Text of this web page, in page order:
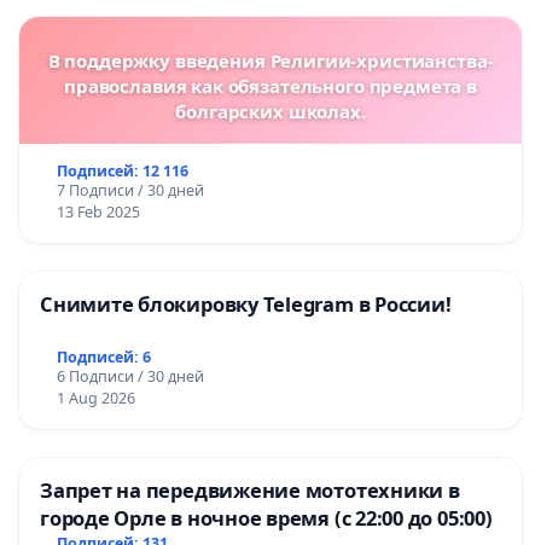
В поддержку введения Религии-христианства-
православия как обязательного предмета в
болгарских школах.
Подписей: 12 116
7 Подписи / 30 дней
13 Feb 2025
Снимите блокировку Telegram в России!
Подписей: 6
6 Подписи / 30 дней
1 Aug 2026
Запрет на передвижение мототехники в
городе Орле в ночное время (с 22:00 до 05:00)